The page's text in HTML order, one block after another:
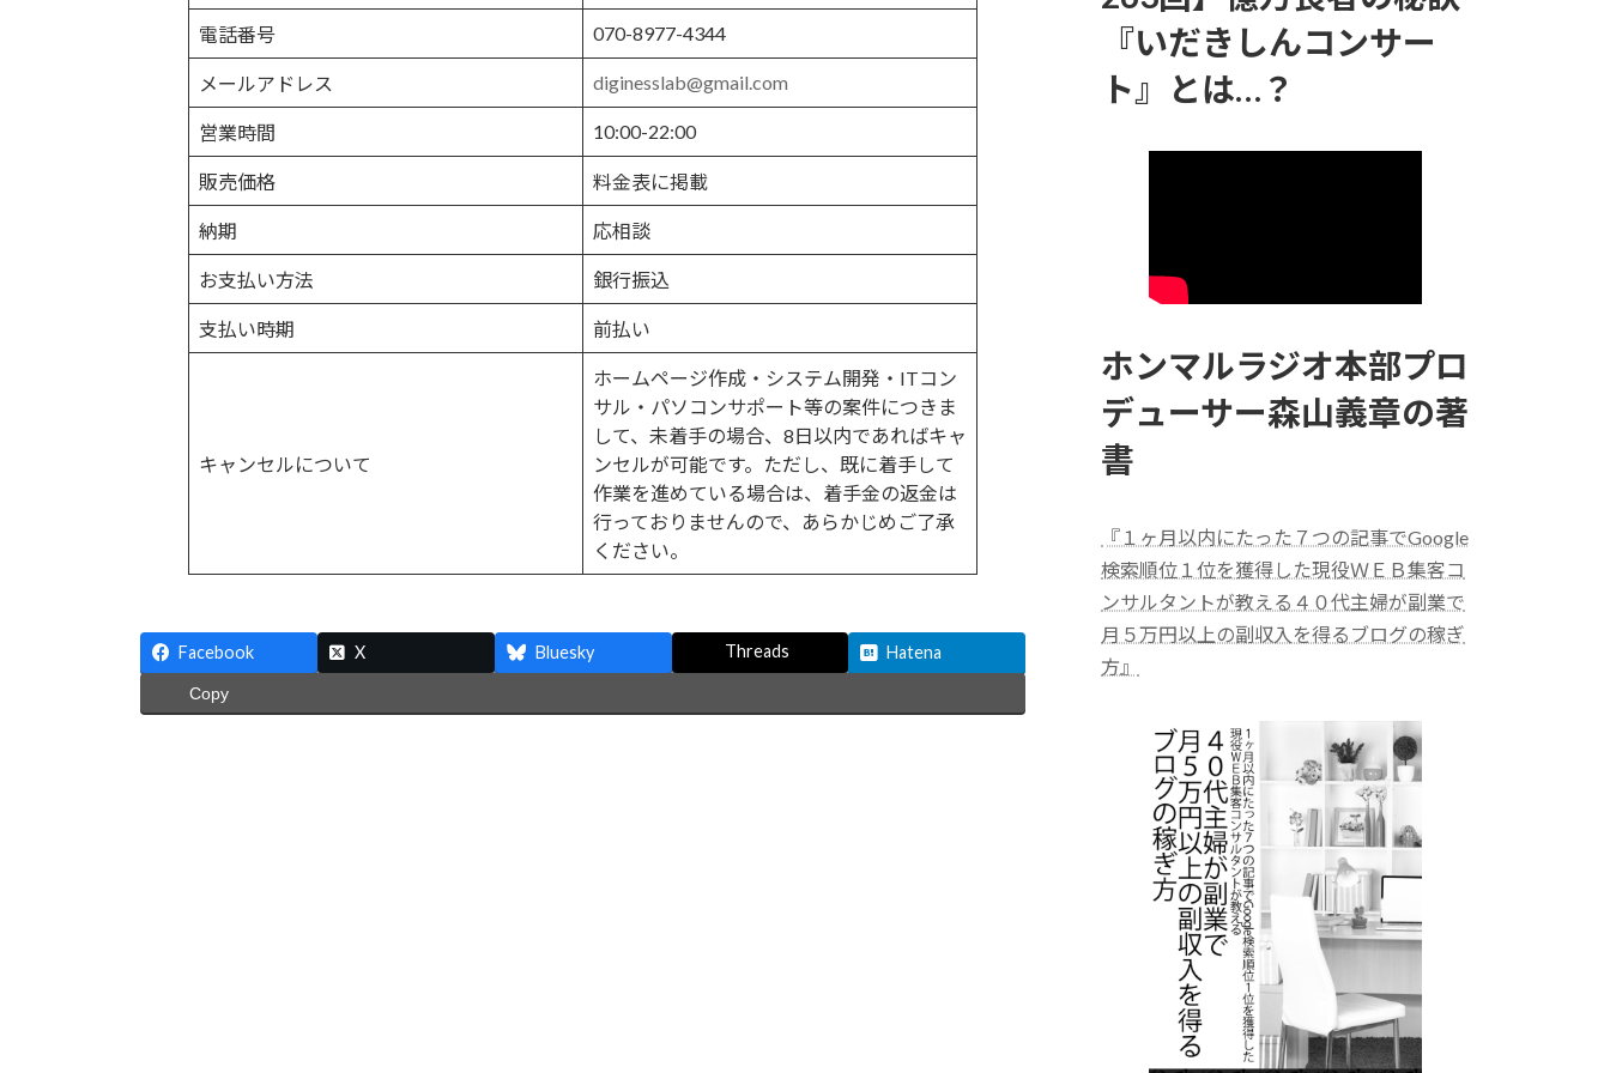
電話番号 070-8977-4344
メールアドレス diginesslab@gmail.com
営業時間 10:00-22:00
販売価格 料金表に掲載
納期 応相談
お支払い方法 銀行振込
支払い時期 前払い
キャンセルについて
ホームページ作成・システム開発・ITコン
サル・パソコンサポート等の案件につきま
して、未着手の場合、8日以内であればキャ
ンセルが可能です。ただし、既に着手して
作業を進めている場合は、着手金の返金は
行っておりませんので、あらかじめご了承
ください。
Facebook X Bluesky Threads Hatena
Copy
『いだきしんコンサー
ト』とは…？
ホンマルラジオ本部プロ
デューサー森山義章の著
書
『１ヶ月以内にたった７つの記事でGoogle
検索順位１位を獲得した現役ＷＥＢ集客コ
ンサルタントが教える４０代主婦が副業で
月５万円以上の副収入を得るブログの稼ぎ
方』